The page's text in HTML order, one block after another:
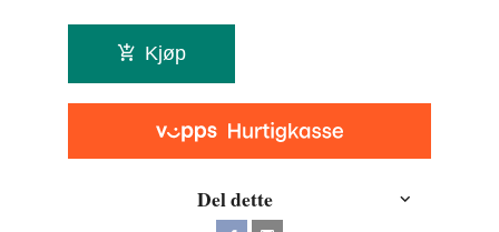
Kjøp
Del dette